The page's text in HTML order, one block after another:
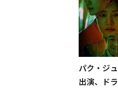
パク・ジ
出演、ド
ー」12月